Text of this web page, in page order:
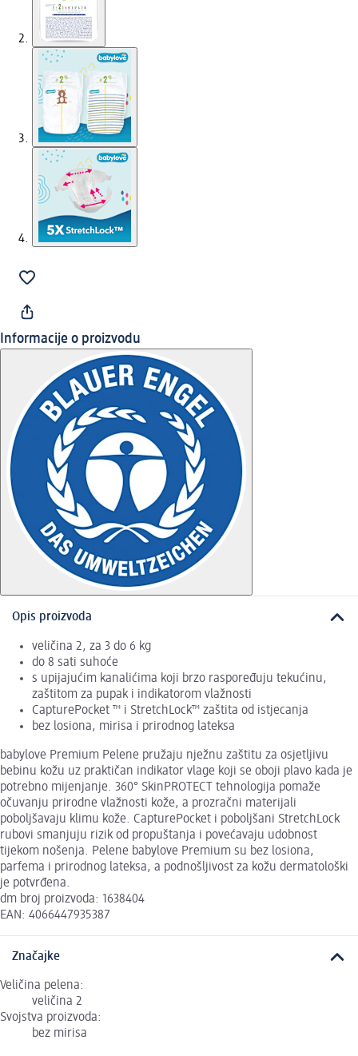
Informacije o proizvodu
Opis proizvoda
veličina 2, za 3 do 6 kg
do 8 sati suhoće
s upijajućim kanalićima koji brzo raspoređuju tekućinu,
zaštitom za pupak i indikatorom vlažnosti
CapturePocket ™ i StretchLock™ zaštita od istjecanja
bez losiona, mirisa i prirodnog lateksa
babylove Premium Pelene pružaju nježnu zaštitu za osjetljivu
bebinu kožu uz praktičan indikator vlage koji se oboji plavo kada je
potrebno mijenjanje. 360° SkinPROTECT tehnologija pomaže
očuvanju prirodne vlažnosti kože, a prozračni materijali
poboljšavaju klimu kože. CapturePocket i poboljšani StretchLock
rubovi smanjuju rizik od propuštanja i povećavaju udobnost
tijekom nošenja. Pelene babylove Premium su bez losiona,
parfema i prirodnog lateksa, a podnošljivost za kožu dermatološki
je potvrđena.
dm broj proizvoda: 1638404
EAN: 4066447935387
Značajke
Veličina pelena:
veličina 2
Svojstva proizvoda:
bez mirisa